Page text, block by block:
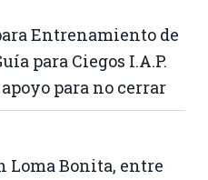
Entrenamiento de
para Ciegos I.A.P.
para no cerrar
Loma Bonita, entre